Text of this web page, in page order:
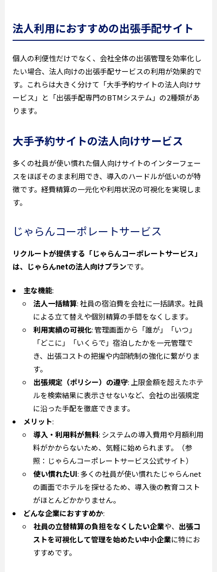
法人利用におすすめの出張手配サイト
個人の利便性だけでなく、会社全体の出張管理を効率化し
たい場合、法人向けの出張手配サービスの利用が効果的で
す。これらは大きく分けて「大手予約サイトの法人向けサ
ービス」と「出張手配専門のBTMシステム」の2種類があ
ります。
大手予約サイトの法人向けサービス
多くの社員が使い慣れた個人向けサイトのインターフェー
スをほぼそのまま利用でき、導入のハードルが低いのが特
徴です。経費精算の一元化や利用状況の可視化を実現しま
す。
じゃらんコーポレートサービス
リクルートが提供する「じゃらんコーポレートサービス」
は、じゃらんnetの法人向けプランです。
主な機能:
法人一括精算: 社員の宿泊費を会社に一括請求。社員
による立て替えや個別精算の手間をなくします。
利用実績の可視化: 管理画面から「誰が」「いつ」
「どこに」「いくらで」宿泊したかを一元管理で
き、出張コストの把握や内部統制の強化に繋がりま
す。
出張規定（ポリシー）の遵守: 上限金額を超えたホテ
ルを検索結果に表示させないなど、会社の出張規定
に沿った手配を徹底できます。
メリット:
導入・利用料が無料: システムの導入費用や月額利用
料がかからないため、気軽に始められます。（参
照：じゃらんコーポレートサービス公式サイト）
使い慣れたUI: 多くの社員が使い慣れたじゃらんnet
の画面でホテルを探せるため、導入後の教育コスト
がほとんどかかりません。
どんな企業におすすめか:
社員の立替精算の負担をなくしたい企業や、 出張コ
ストを可視化して管理を始めたい中小企業に特にお
すすめです。